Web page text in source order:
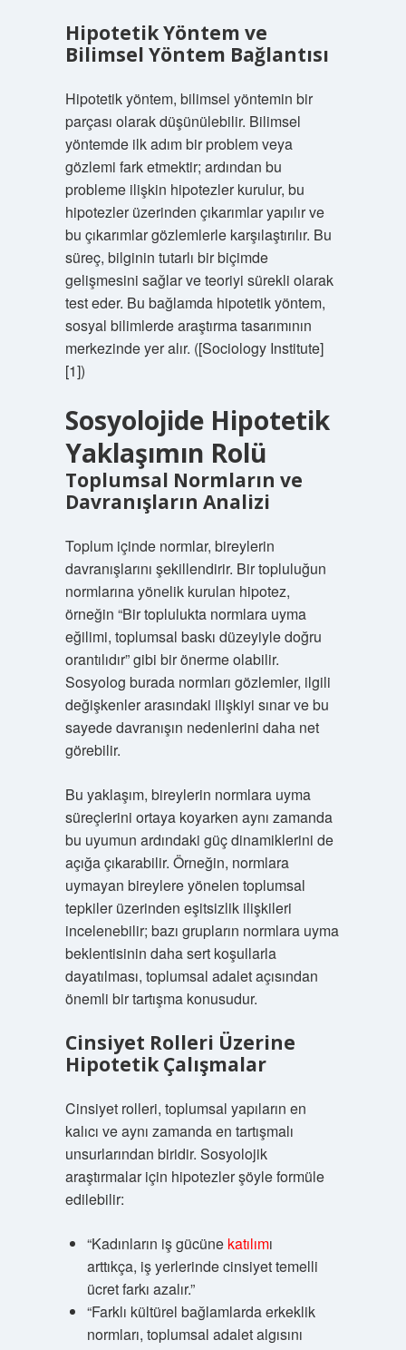
Hipotetik Yöntem ve
Bilimsel Yöntem Bağlantısı
Hipotetik yöntem, bilimsel yöntemin bir
parçası olarak düşünülebilir. Bilimsel
yöntemde ilk adım bir problem veya
gözlemi fark etmektir; ardından bu
probleme ilişkin hipotezler kurulur, bu
hipotezler üzerinden çıkarımlar yapılır ve
bu çıkarımlar gözlemlerle karşılaştırılır. Bu
süreç, bilginin tutarlı bir biçimde
gelişmesini sağlar ve teoriyi sürekli olarak
test eder. Bu bağlamda hipotetik yöntem,
sosyal bilimlerde araştırma tasarımının
merkezinde yer alır. ([Sociology Institute]
[1])
Sosyolojide Hipotetik
Yaklaşımın Rolü
Toplumsal Normların ve
Davranışların Analizi
Toplum içinde normlar, bireylerin
davranışlarını şekillendirir. Bir topluluğun
normlarına yönelik kurulan hipotez,
örneğin “Bir toplulukta normlara uyma
eğilimi, toplumsal baskı düzeyiyle doğru
orantılıdır” gibi bir önerme olabilir.
Sosyolog burada normları gözlemler, ilgili
değişkenler arasındaki ilişkiyi sınar ve bu
sayede davranışın nedenlerini daha net
görebilir.
Bu yaklaşım, bireylerin normlara uyma
süreçlerini ortaya koyarken aynı zamanda
bu uyumun ardındaki güç dinamiklerini de
açığa çıkarabilir. Örneğin, normlara
uymayan bireylere yönelen toplumsal
tepkiler üzerinden eşitsizlikilişkileri
incelenebilir; bazı grupların normlara uyma
beklentisinin daha sert koşullarla
dayatılması, toplumsal adalet açısından
önemli bir tartışma konusudur.
Cinsiyet Rolleri Üzerine
Hipotetik Çalışmalar
Cinsiyet rolleri, toplumsal yapıların en
kalıcı ve aynı zamanda en tartışmalı
unsurlarından biridir. Sosyolojik
araştırmalar için hipotezler şöyle formüle
edilebilir:
“Kadınların iş gücüne katılımı
arttıkça, iş yerlerinde cinsiyet temelli
ücret farkı azalır.”
“Farklı kültürel bağlamlarda erkeklik
normları, toplumsal adalet algısını